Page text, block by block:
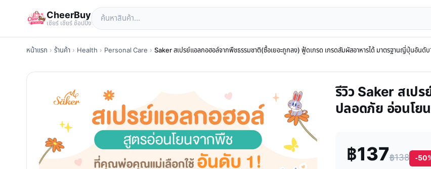
CheerBuy
เซียร์ เซียร์ ช้อปปิ้ง
หน้าแรก › ร้านค้า › Health › Personal Care › Saker สเปรย์แอลกอฮอล์จากพืชธรรมชาติ(ซื้อเยอะถูกลง) ฟู้ดเกรด เกรดสัมผัสอาหารได้ มาตรฐานญี่ปุ่นอันดับ
รีวิว Saker สเป
ปลอดภัย อ่อนโย
฿137฿138 -